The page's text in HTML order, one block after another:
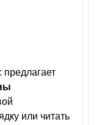
предлагает
или читать